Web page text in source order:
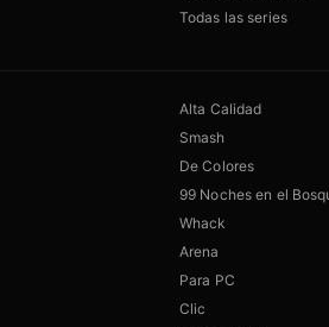
Todas las series
Alta Calidad
Smash
De Colores
99 Noches en el
Whack
Arena
Para PC
Clic